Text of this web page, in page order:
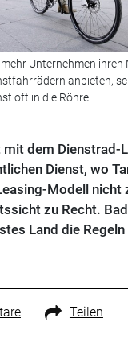
Unternehmen
anbieten,
oft in die Röhre.
mit dem Dienstrad-
Dienst, wo
Modell nicht
zu Recht.
Land die
Teilen